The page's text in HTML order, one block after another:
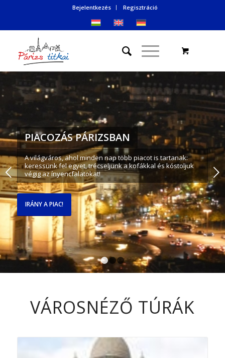
Bejelentkezés Regisztráció
PIACOZÁS PÁRIZSBAN
A világváros, ahol minden nap több piacot is tartanak:
keressünk fel egyet, trécseljünk a kofákkal és kóstoljuk
végig az ínyencfalatokat!
IRÁNY A PIAC!
Következő
3
VÁROSNÉZŐ TÚRÁK